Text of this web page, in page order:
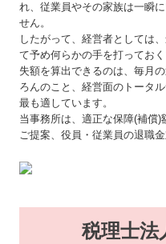
れ、従業員やその家族は一瞬
せん。
したがって、経営者としては
て予め何らかの手を打ってお
失額を算出できるのは、毎月
ろんのこと、経営面のトータ
最も適しています。
当事務所は、適正な保障(補償
ご提案、役員・従業員の退職
税理士法